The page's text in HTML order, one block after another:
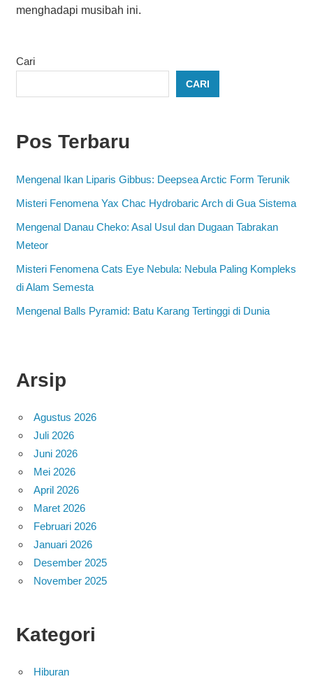
menghadapi musibah ini.
Cari
CARI
Pos Terbaru
Mengenal Ikan Liparis Gibbus: Deepsea Arctic Form Terunik
Misteri Fenomena Yax Chac Hydrobaric Arch di Gua Sistema
Mengenal Danau Cheko: Asal Usul dan Dugaan Tabrakan
Meteor
Misteri Fenomena Cats Eye Nebula: Nebula Paling Kompleks
di Alam Semesta
Mengenal Balls Pyramid: Batu Karang Tertinggi di Dunia
Arsip
Agustus 2026
Juli 2026
Juni 2026
Mei 2026
April 2026
Maret 2026
Februari 2026
Januari 2026
Desember 2025
November 2025
Kategori
Hiburan